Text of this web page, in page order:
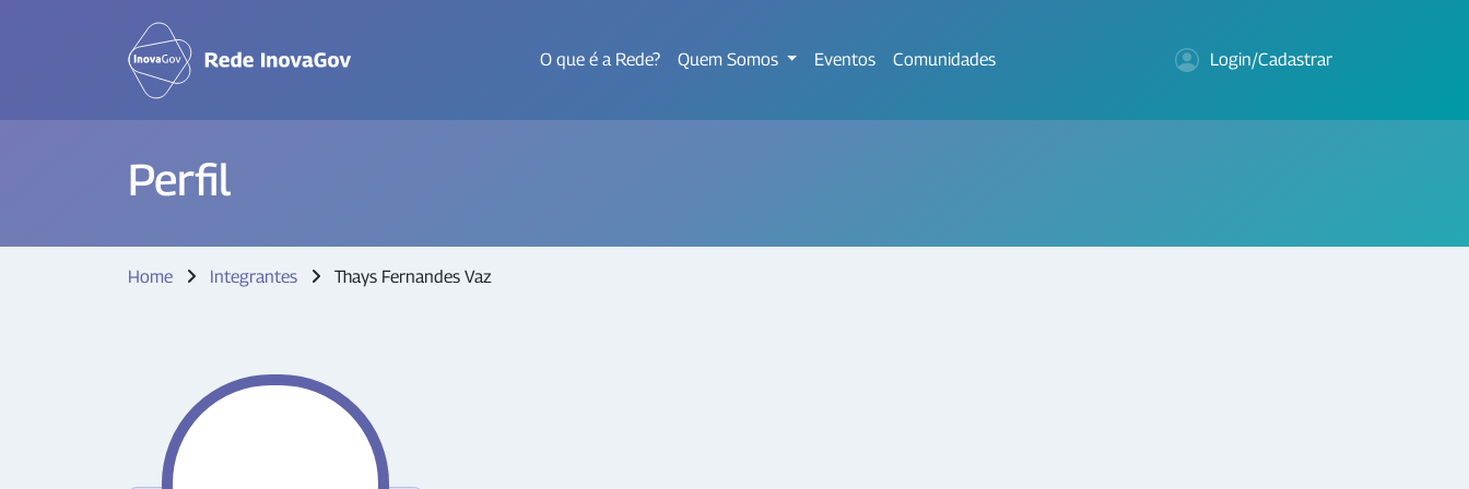
O que é a Rede? Quem Somos Eventos Comunidades Login/Cadastrar
Perfil
Home Integrantes Thays Fernandes Vaz